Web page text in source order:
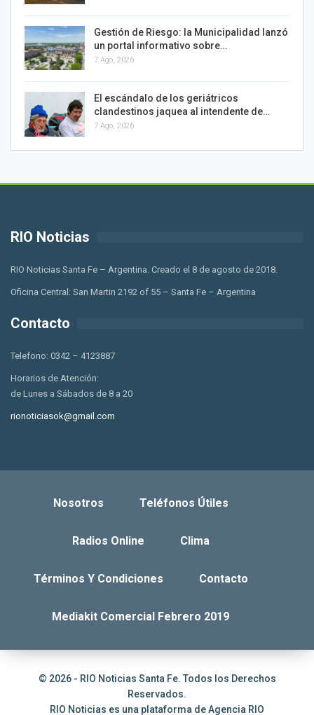
Gestión de Riesgo: la Municipalidad lanzó
un portal informativo sobre…
7 Ago, 2026
El escándalo de los geriátricos
clandestinos jaquea al intendente de…
7 Ago, 2026
RIO Noticias
RIO Noticias Santa Fe – Argentina. Creado el 8 de agosto de 2018.
Oficina Central: San Martin 2192 of 55 – Santa Fe – Argentina
Contacto
Telefono: 0342 – 4123887
Horarios de Atención:
de Lunes a Sábados de 8 a 20
rionoticiasok@gmail.com
Nosotros Teléfonos Útiles
Radios Online Clima
Términos Y Condiciones Contacto
Mediakit Comercial Febrero 2019
© 2026 - RIO Noticias Santa Fe. Todos los Derechos
Reservados.
RIO Noticias es una plataforma deAgencia RIO